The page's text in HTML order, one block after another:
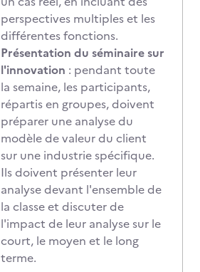
perspectives multiples et les
différentes fonctions.
Présentation du séminaire sur
l'innovation : pendant toute
la semaine, les participants,
répartis en groupes, doivent
préparer une analyse du
modèle de valeur du client
sur une industrie spécifique.
Ils doivent présenter leur
analyse devant l'ensemble de
la classe et discuter de
l'impact de leur analyse sur le
court, le moyen et le long
terme.